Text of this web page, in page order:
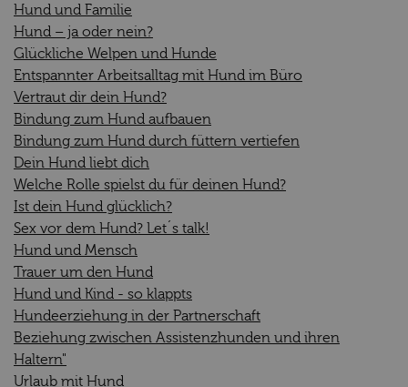
Hund und Familie
Hund – ja oder nein?
Glückliche Welpen und Hunde
Entspannter Arbeitsalltag mit Hund im Büro
Vertraut dir dein Hund?
Bindung zum Hund aufbauen
Bindung zum Hund durch füttern vertiefen
Dein Hund liebt dich
Welche Rolle spielst du für deinen Hund?
Ist dein Hund glücklich?
Sex vor dem Hund? Let´s talk!
Hund und Mensch
Trauer um den Hund
Hund und Kind - so klappts
Hundeerziehung in der Partnerschaft
Beziehung zwischen Assistenzhunden und ihren
Haltern"
Urlaub mit Hund